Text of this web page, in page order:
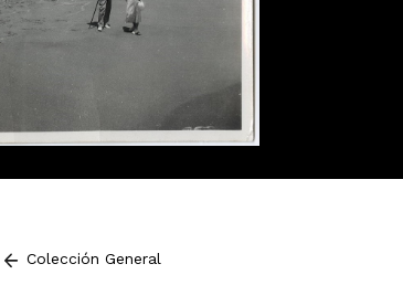
Colección General